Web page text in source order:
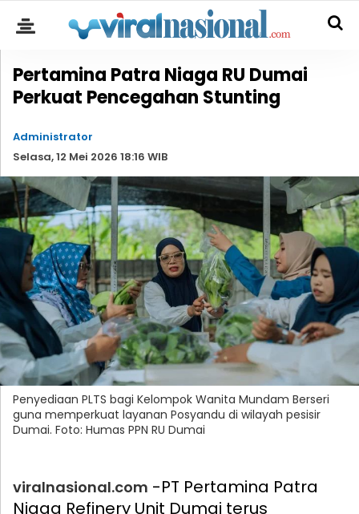
Pertamina Patra Niaga RU Dumai
Perkuat Pencegahan Stunting
Administrator
Selasa, 12 Mei 2026 18:16 WIB
Penyediaan PLTS bagi Kelompok Wanita Mundam Berseri
guna memperkuat layanan Posyandu di wilayah pesisir
Dumai. Foto: Humas PPN RU Dumai
viralnasional.com -PT Pertamina Patra
Niaga Refinery Unit Dumai terus